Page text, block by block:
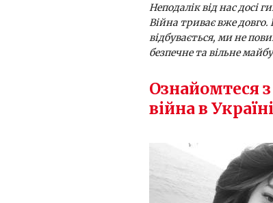
Неподалік від нас досі
Війна триває вже
відбувається, ми не
безпечне та вільне
Ознайомтеся
війна в Україні